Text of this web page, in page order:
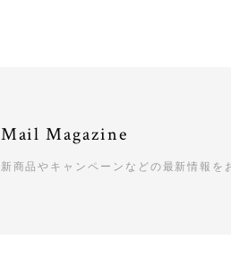
Mail Magazine
新商品やキャンペーンなどの最新情報を